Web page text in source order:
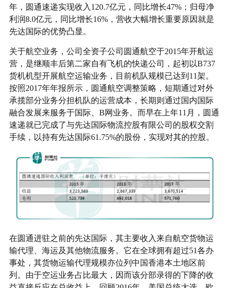
年，圆通速递实现收入120.7亿元，同比增长47%；归母净
利润8.0亿元，同比增长16%，营收大幅增长重要原因就是
先达国际的优势凸显。
关于航空业务，公司全资子公司圆通航空于2015年开航运
营，是继顺丰后第二家自有飞机的快递公司，起初以B737
货机机型开展航空运输业务，目前机队规模已达到11架。
按照2017年年报所示，圆通航空调整策略，短期通过对外
承揽部分业务分担机队的运营成本，长期则通过国内国际
融合发展来服务于国际、B网业务。而早在上年11月，圆通
速递就已完成了与先达国际物流控股有限公司的股权交割
手续，以持有先达国际61.75%的股份，实现对其的控股。
在圆通进驻之前的先达国际，其主要收入来自航空货物运
输代理、海运及其他物流服务。它在全球拥有超过51各办
事处，其货物运输代理规模亦位列中国香港本土地区前
列。由于空运业务占比最大，因而该分部录得的下降的收